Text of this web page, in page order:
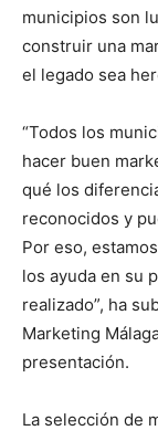
municipios son
construir una
el legado sea
“Todos los
hacer buen
qué los
reconocidos y
Por eso,
los ayuda en su
realizado”, ha
Marketing
presentación.
La selección de